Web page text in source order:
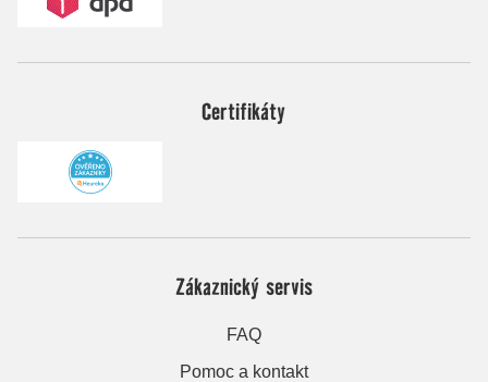
Certifikáty
Zákaznický servis
FAQ
Pomoc a kontakt